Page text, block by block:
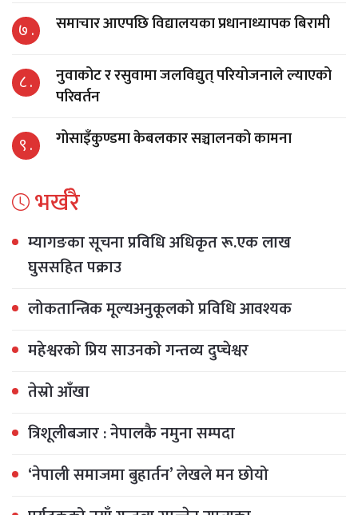
७ . समाचार आएपछि विद्यालयका प्रधानाध्यापक बिरामी
८ .
नुवाकोट र रसुवामा जलविद्युत् परियोजनाले ल्याएको
परिवर्तन
९ . गोसाइँकुण्डमा केबलकार सञ्चालनको कामना
भर्खरै
म्यागङका सूचना प्रविधि अधिकृत रू.एक लाख
घुससहित पक्राउ
लोकतान्त्रिक मूल्यअनुकूलको प्रविधि आवश्यक
महेश्वरको प्रिय साउनको गन्तव्य दुप्चेश्वर
तेस्रो आँखा
त्रिशूलीबजार : नेपालकै नमुना सम्पदा
‘नेपाली समाजमा बुहार्तन’ लेखले मन छोयो